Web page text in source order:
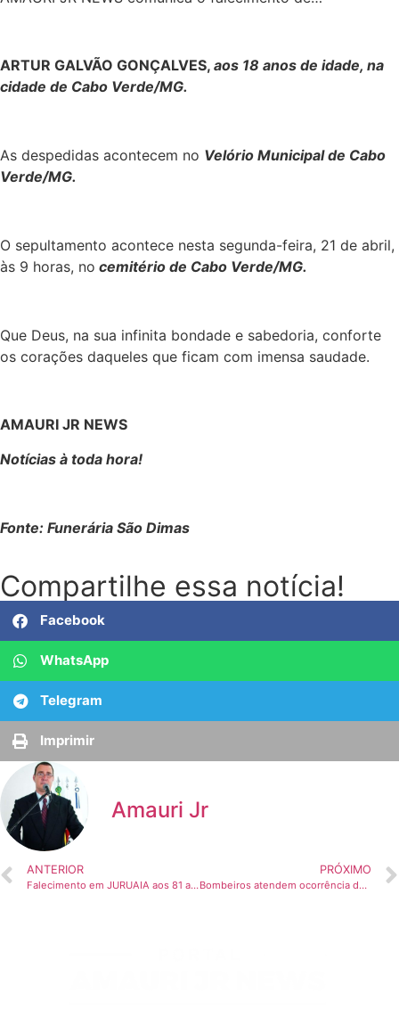
ARTUR GALVÃO GONÇALVES, aos 18 anos de idade, na
cidade de Cabo Verde/MG.
As despedidas acontecem no Velório Municipal de Cabo
Verde/MG.
O sepultamento acontece nesta segunda-feira, 21 de abril,
às 9 horas, no cemitério de Cabo Verde/MG.
Que Deus, na sua infinita bondade e sabedoria, conforte
os corações daqueles que ficam com imensa saudade.
AMAURI JR NEWS
Notícias à toda hora!
Fonte: Funerária São Dimas
Compartilhe essa notícia!
Facebook
WhatsApp
Telegram
Imprimir
Amauri Jr
ANTERIOR
Falecimento em JURUAIA aos 81 anos
PRÓXIMO
Bombeiros atendem ocorrência de incêndio em comércio de Guaranésia